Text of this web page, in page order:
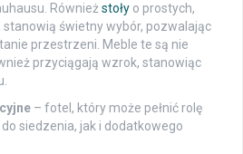
Równieżstoły o prostych,
świetny wybór, pozwalając
przestrzeni. Meble te są nie
przyciągają wzrok, stanowiąc
– fotel, który może pełnić rolę
siedzenia, jak i dodatkowego